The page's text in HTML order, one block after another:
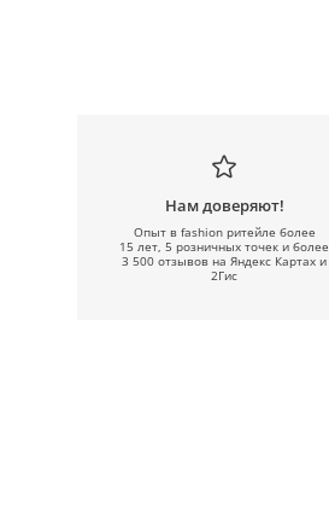
Нам доверяют!
Опыт в fashion ритейле более
15 лет, 5 розничных точек и более
3 500 отзывов на Яндекс Картах и
2Гис